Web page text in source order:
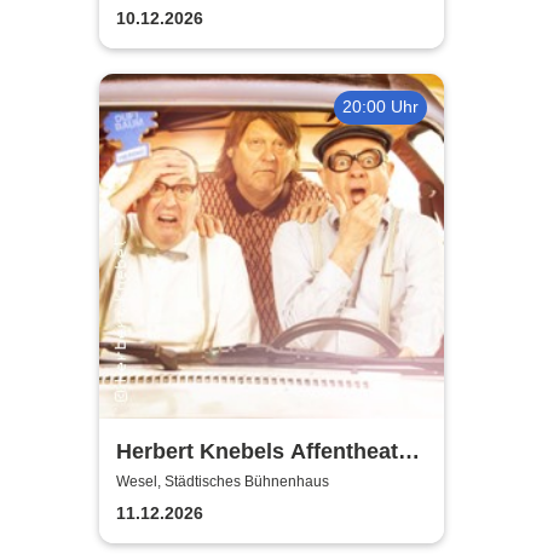
ermittelt
10.12.2026
20:00 Uhr
Herbert Knebels Affentheater
- Voll Karacho!
Wesel, Städtisches Bühnenhaus
11.12.2026